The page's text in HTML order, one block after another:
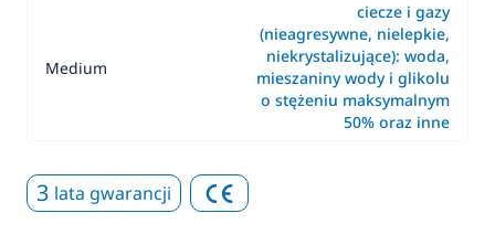
Medium
ciecze i gazy
(nieagresywne, nielepkie,
niekrystalizujące): woda,
mieszaniny wody i glikolu
o stężeniu maksymalnym
50% oraz inne
3 lata gwarancji